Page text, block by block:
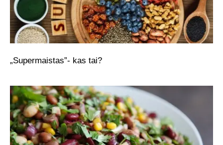
„Supermaistas”- kas tai?